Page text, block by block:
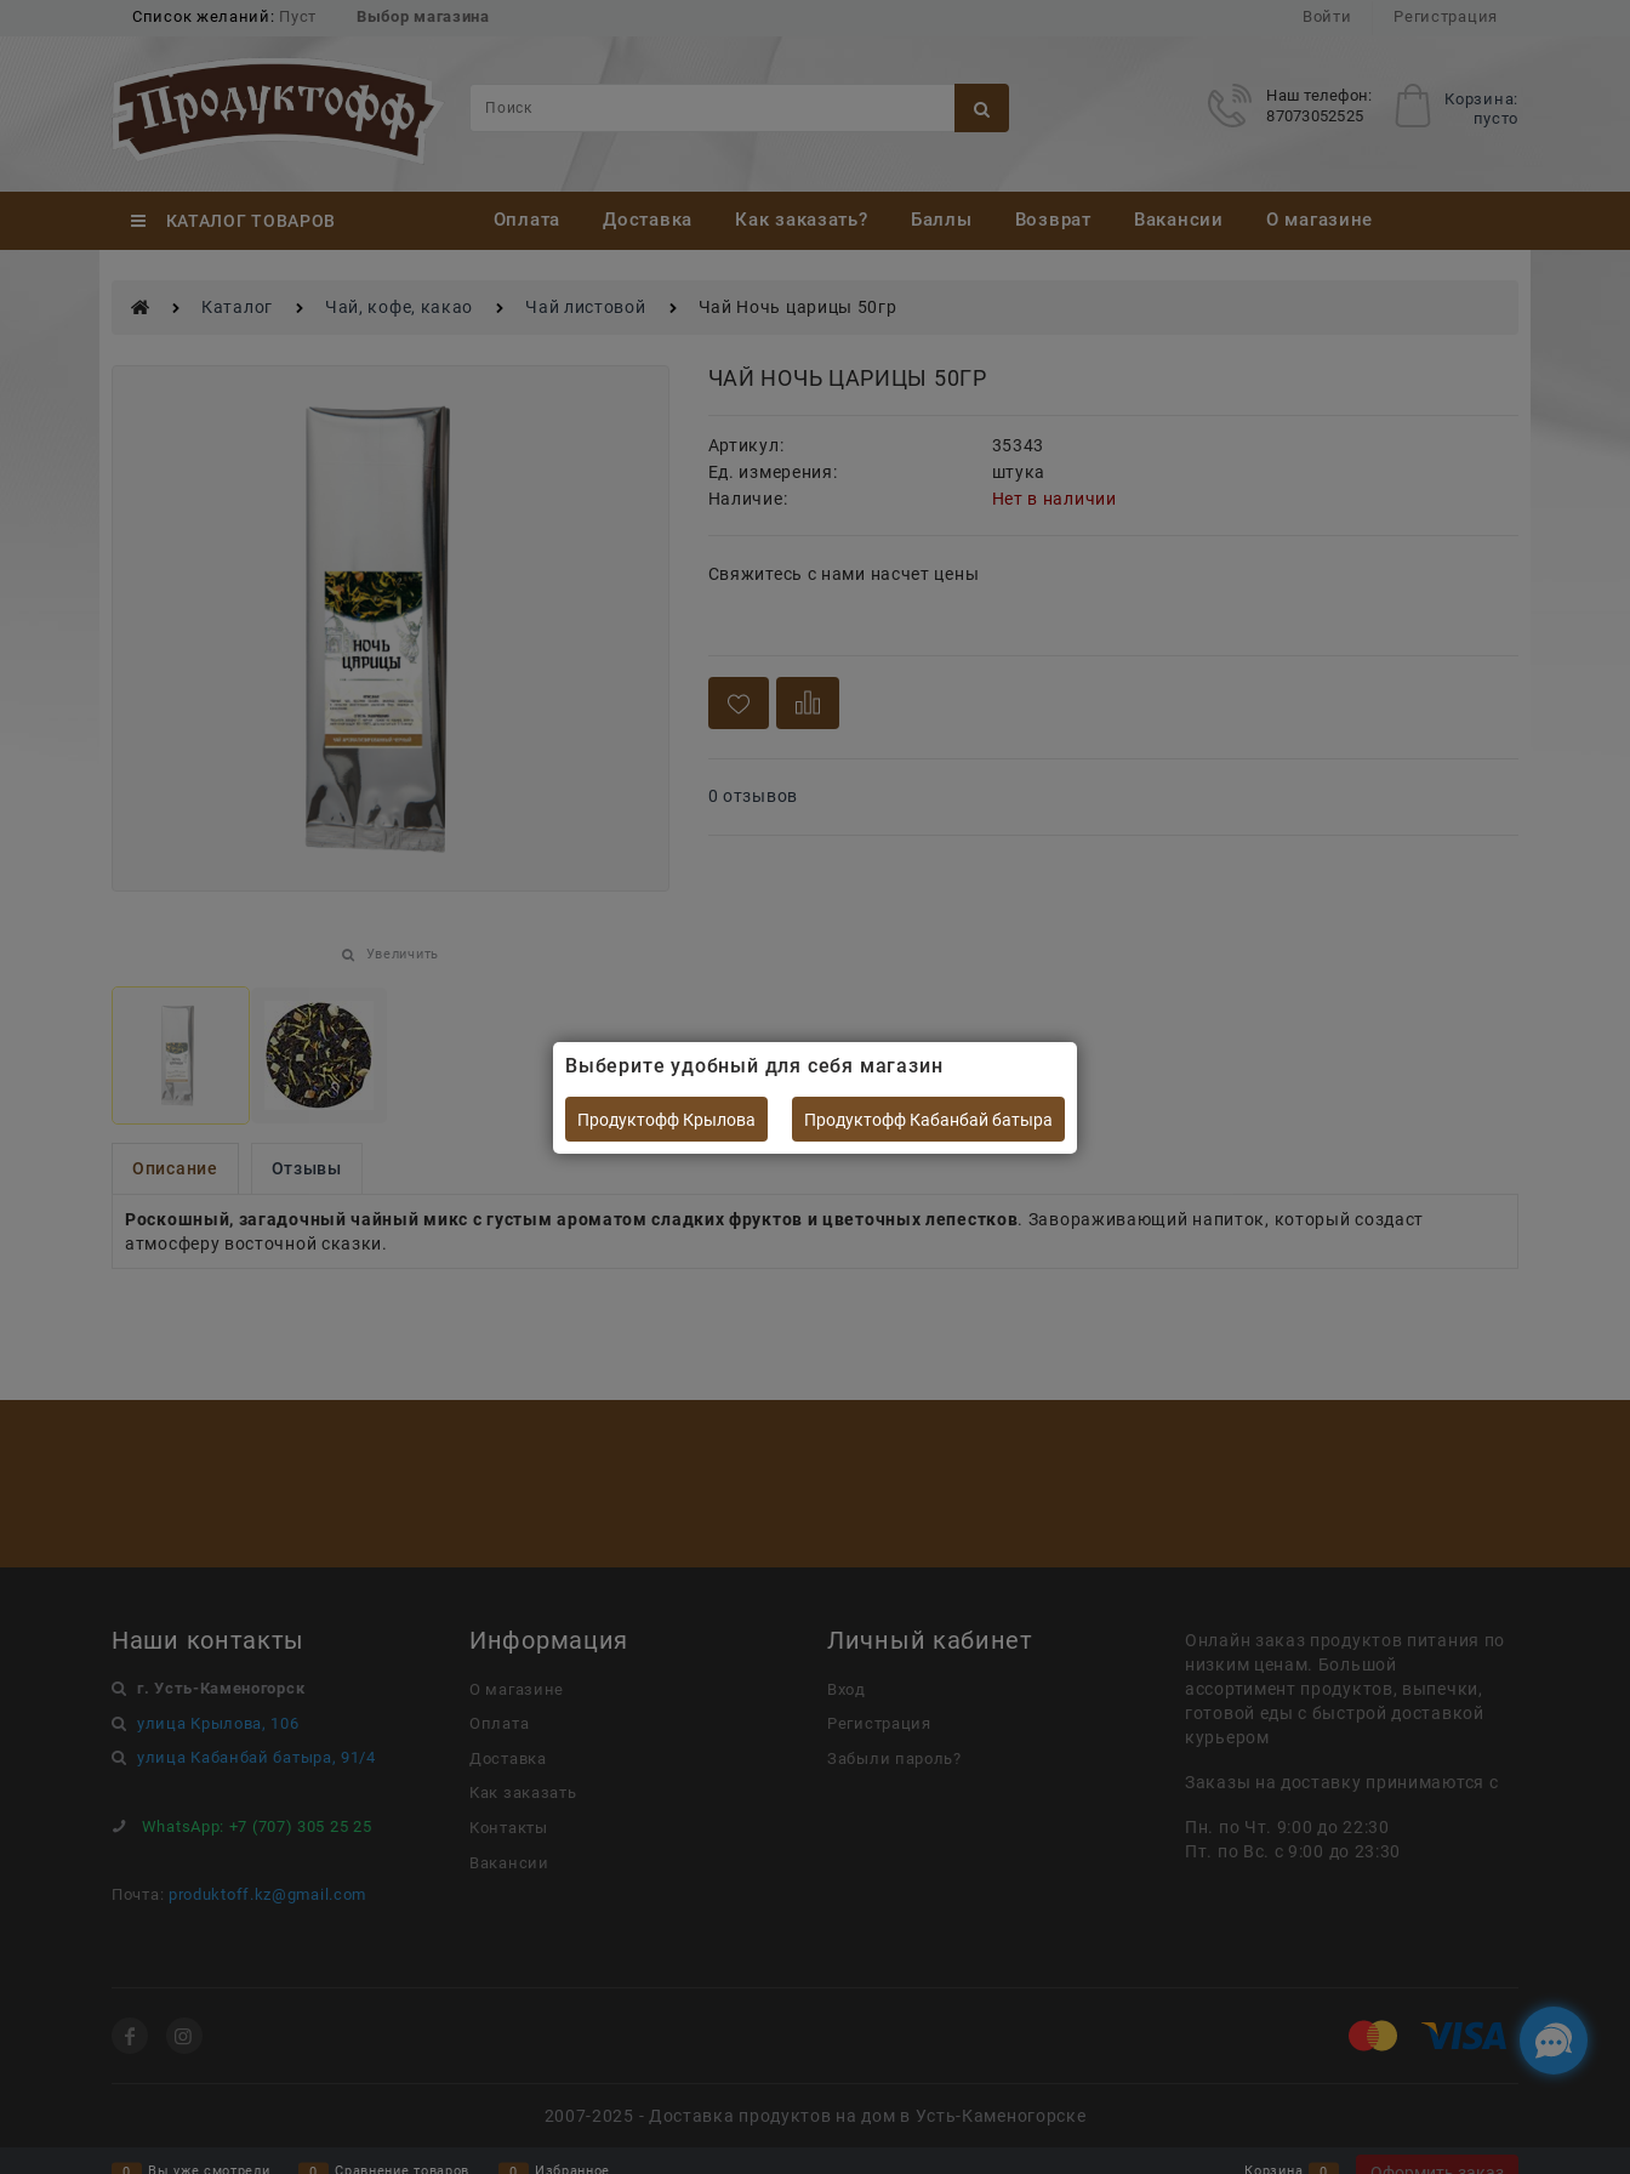
Список желаний: Пуст Выбор магазина Войти Регистрация
Корзина:
пусто
Наш телефон:
87073052525
КАТАЛОГ ТОВАРОВ Оплата Доставка Как заказать? Баллы Возврат Вакансии О магазине
Каталог Чай, кофе, какао Чай листовой Чай Ночь царицы 50гр
Увеличить
ЧАЙ НОЧЬ ЦАРИЦЫ 50ГР
Артикул:
35343
Ед. измерения:
штука
Наличие:
Нет в наличии
Свяжитесь с нами насчет цены
0 отзывов
Описание Отзывы
Роскошный, загадочный чайный микс с густым ароматом сладких фруктов и цветочных лепестков. Завораживающий напиток, который создаст
атмосферу восточной сказки.
Наши контакты
г. Усть-Каменогорск
улица Крылова, 106
улица Кабанбай батыра, 91/4
WhatsApp: +7 (707) 305 25 25
Почта: produktoff.kz@gmail.com
Информация
О магазине
Оплата
Доставка
Как заказать
Контакты
Вакансии
Личный кабинет
Вход
Регистрация
Забыли пароль?
Онлайн заказ продуктов питания по
низким ценам. Большой
ассортимент продуктов, выпечки,
готовой еды с быстрой доставкой
курьером
Заказы на доставку принимаются с
Пн. по Чт. 9:00 до 22:30
Пт. по Вс. с 9:00 до 23:30
2007-2025 - Доставка продуктов на дом в Усть-Каменогорске
Выберите удобный для себя магазин
Продуктофф Крылова Продуктофф Кабанбай батыра